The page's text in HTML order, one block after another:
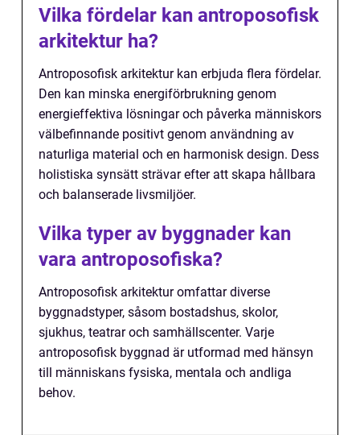
Vilka fördelar kan antroposofisk
arkitektur ha?
Antroposofisk arkitektur kan erbjuda flera fördelar.
Den kan minska energiförbrukning genom
energieffektiva lösningar och påverka människors
välbefinnande positivt genom användning av
naturliga material och en harmonisk design. Dess
holistiska synsätt strävar efter att skapa hållbara
och balanserade livsmiljöer.
Vilka typer av byggnader kan
vara antroposofiska?
Antroposofisk arkitektur omfattar diverse
byggnadstyper, såsom bostadshus, skolor,
sjukhus, teatrar och samhällscenter. Varje
antroposofisk byggnad är utformad med hänsyn
till människans fysiska, mentala och andliga
behov.